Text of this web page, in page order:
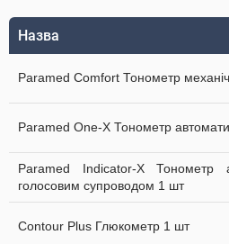
Назва
Paramed Comfort Тонометр
Paramed One-X Тонометр
Paramed Indicator-X Тонометр
голосовим супроводом 1 шт
Contour Plus Глюкометр 1 шт